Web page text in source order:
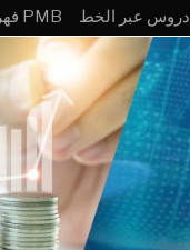
دروس عبر الخط PMB فهرس المكتبة